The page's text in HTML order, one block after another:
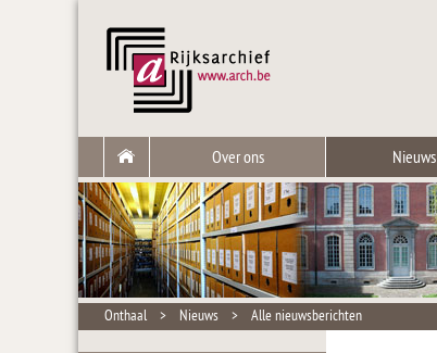
Over ons Nieuws
Onthaal > Nieuws > Alle nieuwsberichten